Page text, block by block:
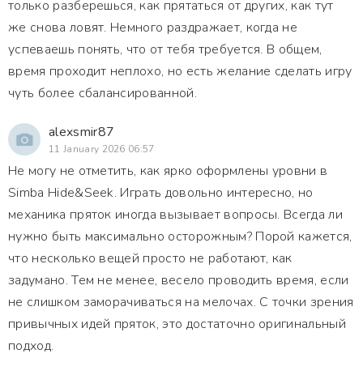
только разберешься, как прятаться от других, как тут
же снова ловят. Немного раздражает, когда не
успеваешь понять, что от тебя требуется. В общем,
время проходит неплохо, но есть желание сделать игру
чуть более сбалансированной.
alexsmir87
11 January 2026 06:57
Не могу не отметить, как ярко оформлены уровни в
Simba Hide&Seek. Играть довольно интересно, но
механика пряток иногда вызывает вопросы. Всегда ли
нужно быть максимально осторожным? Порой кажется,
что несколько вещей просто не работают, как
задумано. Тем не менее, весело проводить время, если
не слишком заморачиваться на мелочах. С точки зрения
привычных идей пряток, это достаточно оригинальный
подход.